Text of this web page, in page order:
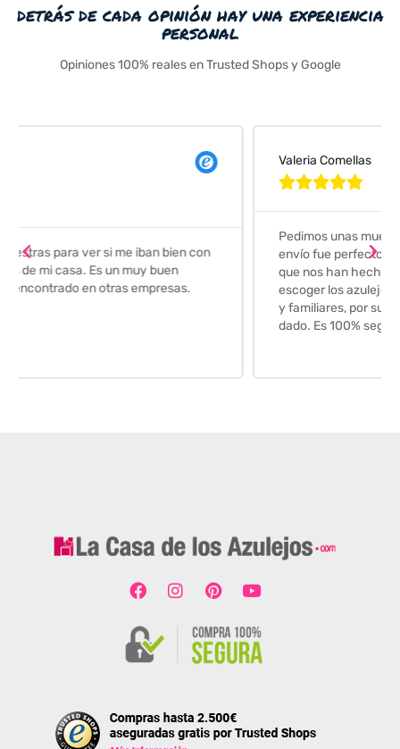
detrás de cada opinión hay una experiencia
personal
Opiniones 100% reales en Trusted Shops y Google
Pedimos unas muestras de azulejos para el baño. El
envío fue perfecto pero lo mejor ha sido el seguimiento
que nos han hecho. Nos guiaron y aconsejaron para
escoger los azulejos. Lo aconsejo a todos mis amigos
y familiares, por su calidad y la confianza que nos han